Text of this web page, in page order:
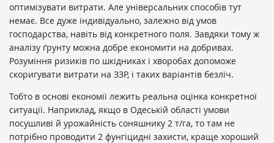
оптимізувати витрати. Але універсальних способів тут
немає. Все дуже індивідуально, залежно від умов
господарства, навіть від конкретного поля. Завдяки тому ж
аналізу ґрунту можна добре економити на добривах.
Розуміння ризиків по шкідниках і хворобах допоможе
скоригувати витрати на ЗЗР, і таких варіантів безліч.
Тобто в основі економії лежить реальна оцінка конкретної
ситуації. Наприклад, якщо в Одеській області умови
посушливі й урожайність соняшнику 2 т/га, то там не
потрібно проводити 2 фунгіцидні захисти, краще хороший